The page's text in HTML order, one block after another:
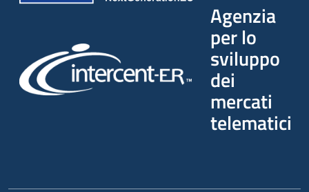
Agenzia
per lo
sviluppo
dei
mercati
telematici